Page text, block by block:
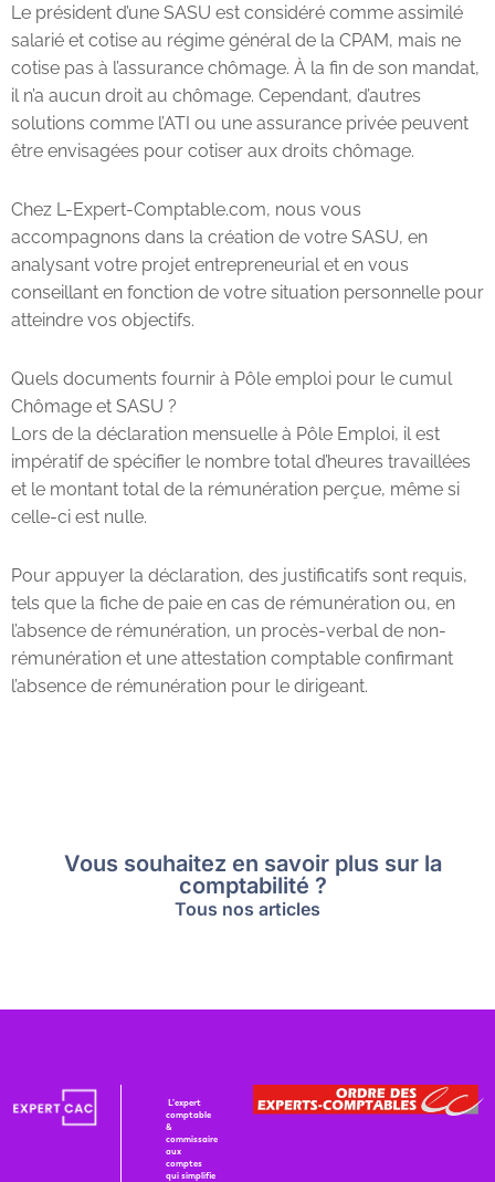
Le président d’une SASU est considéré comme assimilé
salarié et cotise au régime général de la CPAM, mais ne
cotise pas à l’assurance chômage. À la fin de son mandat,
il n’a aucun droit au chômage. Cependant, d’autres
solutions comme l’ATI ou une assurance privée peuvent
être envisagées pour cotiser aux droits chômage.
Chez L-Expert-Comptable.com, nous vous
accompagnons dans la création de votre SASU, en
analysant votre projet entrepreneurial et en vous
conseillant en fonction de votre situation personnelle pour
atteindre vos objectifs.
Quels documents fournir à Pôle emploi pour le cumul
Chômage et SASU ?
Lors de la déclaration mensuelle à Pôle Emploi, il est
impératif de spécifier le nombre total d’heures travaillées
et le montant total de la rémunération perçue, même si
celle-ci est nulle.
Pour appuyer la déclaration, des justificatifs sont requis,
tels que la fiche de paie en cas de rémunération ou, en
l’absence de rémunération, un procès-verbal de non-
rémunération et une attestation comptable confirmant
l’absence de rémunération pour le dirigeant.
Vous souhaitez en savoir plus sur la
comptabilité ?
Tous nos articles
L’expert
comptable
&
commissaire
aux
comptes
qui simplifie